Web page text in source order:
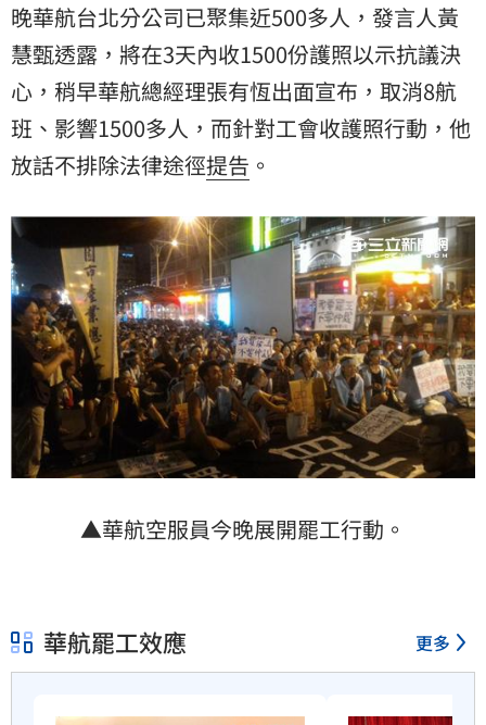
晚華航台北分公司已聚集近500多人，發言人黃
慧甄透露，將在3天內收1500份護照以示抗議決
心，稍早華航總經理張有恆出面宣布，取消8航
班、影響1500多人，而針對工會收護照行動，他
放話不排除法律途徑提告 。
▲華航空服員今晚展開罷工行動。
華航罷工效應 更多